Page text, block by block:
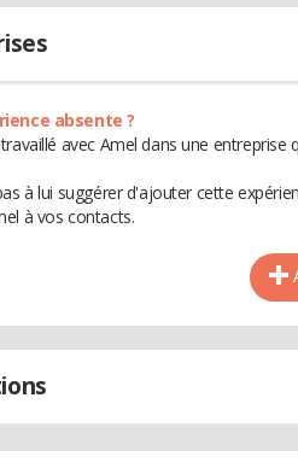
absente ?
avec Amel dans une entreprise
à lui suggérer d'ajouter cette
à vos contacts.